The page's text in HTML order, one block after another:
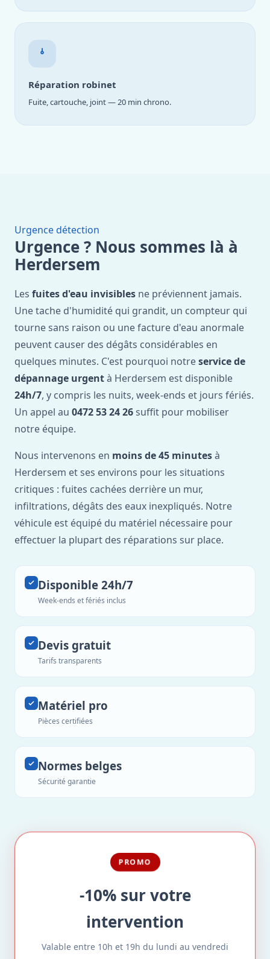
Réparation robinet
Fuite, cartouche, joint — 20 min chrono.
Urgence détection
Urgence ? Nous sommes là à
Herdersem
Les fuites d'eau invisibles ne préviennent jamais.
Une tache d'humidité qui grandit, un compteur qui
tourne sans raison ou une facture d'eau anormale
peuvent causer des dégâts considérables en
quelques minutes. C'est pourquoi notreservice de
dépannage urgentà Herdersem est disponible
24h/7, y compris les nuits, week-ends et jours fériés.
Un appel au 0472 53 24 26 suffit pour mobiliser
notre équipe.
Nous intervenons en moins de 45 minutesà
Herdersem et ses environs pour les situations
critiques : fuites cachées derrière un mur,
infiltrations, dégâts des eaux inexpliqués. Notre
véhicule est équipé du matériel nécessaire pour
effectuer la plupart des réparations sur place.
Disponible 24h/7
Week-ends et fériés inclus
Devis gratuit
Tarifs transparents
Matériel pro
Pièces certifiées
Normes belges
Sécurité garantie
PROMO
-10% sur votre
intervention
Valable entre 10h et 19h du lundi au vendredi